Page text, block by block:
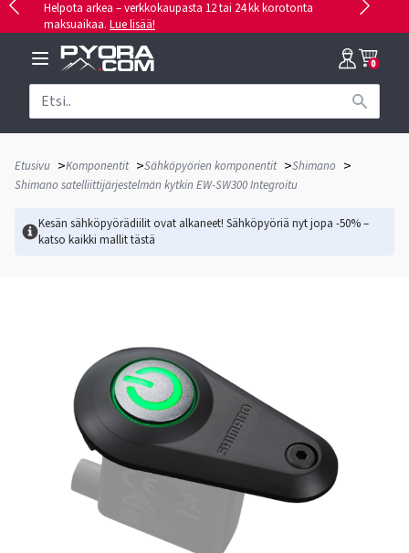
Helpota arkea – verkkokaupasta 12 tai 24 kk korotonta
maksuaikaa. Lue lisää!
0
Etusivu >Komponentit >Sähköpyörien komponentit >Shimano >
Shimano satelliittijärjestelmän kytkin EW-SW300 Integroitu
Kesän sähköpyörädiilit ovat alkaneet! Sähköpyöriä nyt jopa -50% –
katso kaikki mallittästä